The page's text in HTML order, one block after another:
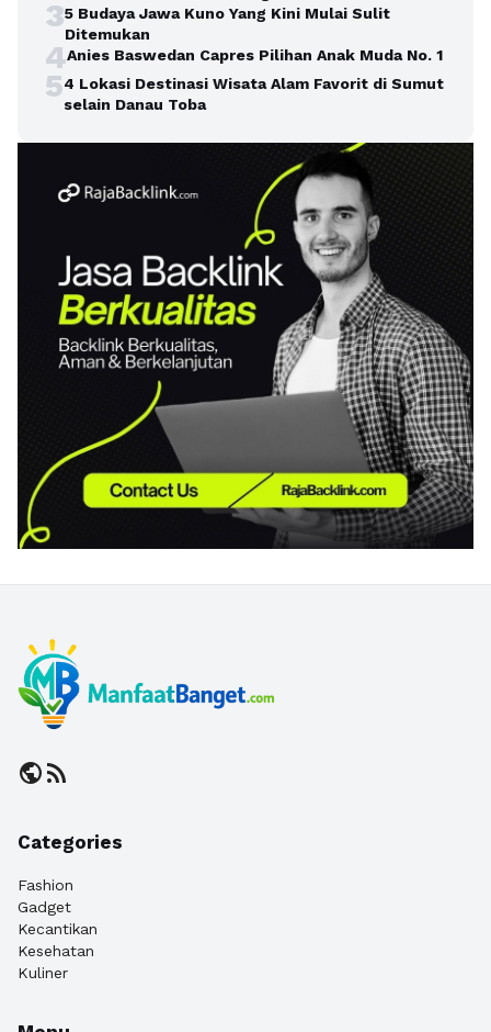
35 Budaya Jawa Kuno Yang Kini Mulai Sulit
Ditemukan
4Anies Baswedan Capres Pilihan Anak Muda No. 1
54 Lokasi Destinasi Wisata Alam Favorit di Sumut
selain Danau Toba
publicrss_feed
Categories
Fashion
Gadget
Kecantikan
Kesehatan
Kuliner